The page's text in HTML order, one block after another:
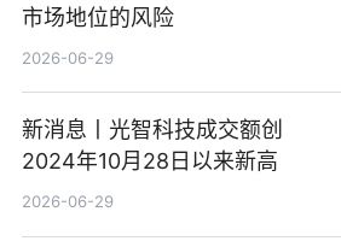
市场地位的风险
2026-06-29
新消息丨光智科技成交额创
2024年10月28日以来新高
2026-06-29